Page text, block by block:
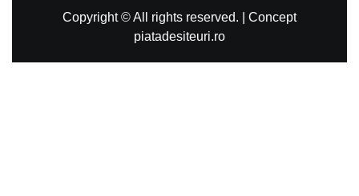
Copyright © All rights reserved.
Concept
piatadesiteuri.ro